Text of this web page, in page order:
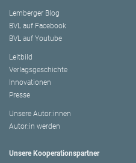
Lemberger Blog
BVL auf Facebook
BVL auf Youtube
Leitbild
Verlagsgeschichte
Innovationen
Presse
Unsere Autor:innen
Autor:in werden
Unsere Kooperationspartner